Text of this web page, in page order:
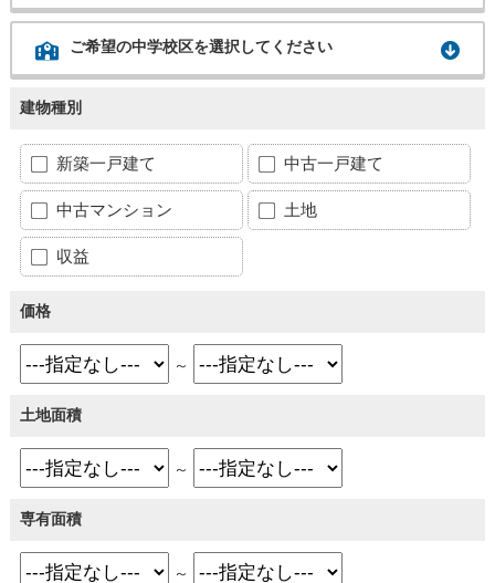
ご希望の中学校区を選択してください
建物種別
新築一戸建て 中古一戸建て
中古マンション 土地
収益
価格
～
土地面積
～
専有面積
～